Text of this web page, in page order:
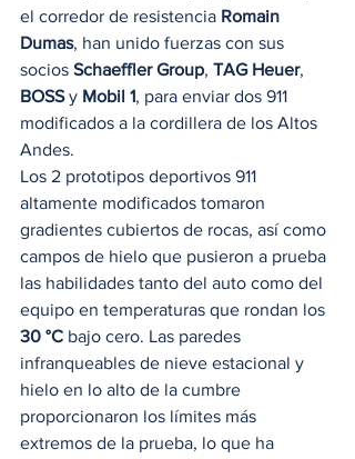
el corredor de resistencia Romain
Dumas, han unido fuerzas con sus
socios Schaeffler Group, TAG Heuer,
BOSS y Mobil 1, para enviar dos 911
modificados a la cordillera de los Altos
Andes.
Los 2 prototipos deportivos 911
altamente modificados tomaron
gradientes cubiertos de rocas, así como
campos de hielo que pusieron a prueba
las habilidades tanto del auto como del
equipo en temperaturas que rondan los
30 °C bajo cero. Las paredes
infranqueables de nieve estacional y
hielo en lo alto de la cumbre
proporcionaron los límites más
extremos de la prueba, lo que ha